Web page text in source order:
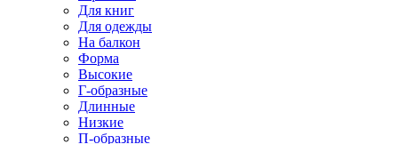
Для книг
Для одежды
На балкон
Форма
Высокие
Г-образные
Длинные
Низкие
П-образные